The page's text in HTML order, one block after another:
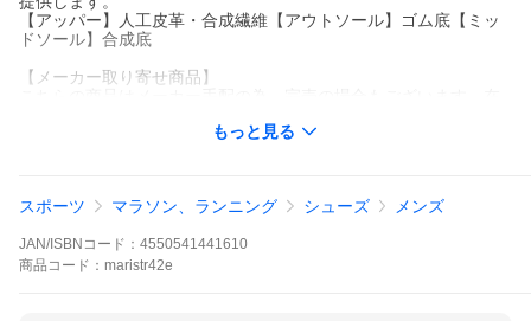
【アッパー】人工皮革・合成繊維【アウトソール】ゴム底【ミッ
ドソール】合成底
【メーカー取り寄せ商品】
もっと見る
スポーツ マラソン、ランニング シューズ メンズ
JAN/ISBNコード： 4550541441610
商品 コード： maristr42e